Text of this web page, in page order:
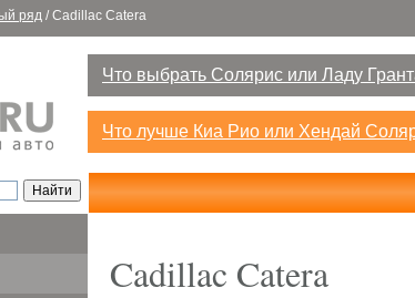
ряд / Cadillac Catera
Что выбрать Солярис или Ладу
Что лучше Киа Рио или Хендай
Cadillac Catera